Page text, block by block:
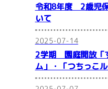
令和8年度 2歳児
いて
2025-07-14
2学期 園庭開放「
ム」・「つちっこ